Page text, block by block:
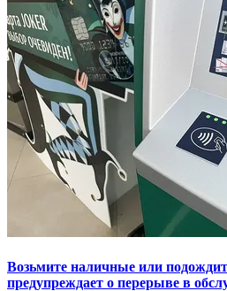
Возьмите наличные или
предупреждает о перерыве в